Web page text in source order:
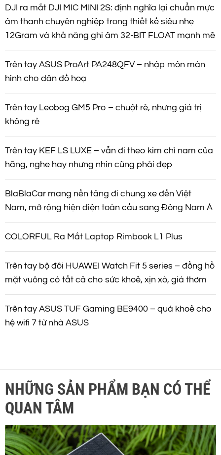
DJI ra mắt DJI MIC MINI 2S: định nghĩa lại chuẩn mực
âm thanh chuyên nghiệp trong thiết kế siêu nhẹ
12Gram và khả năng ghi âm 32-BIT FLOAT mạnh mẽ
Trên tay ASUS ProArt PA248QFV – nhập môn màn
hình cho dân đồ hoạ
Trên tay Leobog GM5 Pro – chuột rẻ, nhưng giá trị
không rẻ
Trên tay KEF LS LUXE – vẫn đi theo kim chỉ nam của
hãng, nghe hay nhưng nhìn cũng phải đẹp
BlaBlaCar mang nền tảng đi chung xe đến Việt
Nam, mở rộng hiện diện toàn cầu sang Đông Nam Á
COLORFUL Ra Mắt Laptop Rimbook L1 Plus
Trên tay bộ đôi HUAWEI Watch Fit 5 series – đồng hồ
mặt vuông có tất cả cho sức khoẻ, xịn xò, giá thơm
Trên tay ASUS TUF Gaming BE9400 – quá khoẻ cho
hệ wifi 7 từ nhà ASUS
NHỮNG SẢN PHẨM BẠN CÓ THỂ
QUAN TÂM